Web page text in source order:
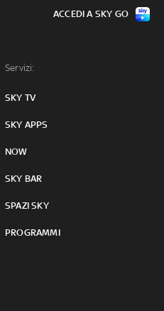
Servizi:
SKY TV
SKY APPS
NOW
SKY BAR
SPAZI SKY
PROGRAMMI
ACCEDI A SKY GO